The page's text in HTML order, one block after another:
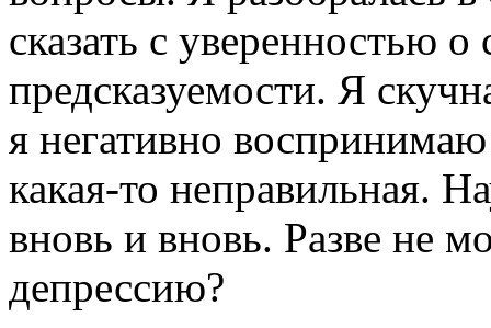
сказать с уверенностью
предсказуемости. Я
я негативно
какая-то неправильная.
вновь и вновь. Разве не
депрессию?